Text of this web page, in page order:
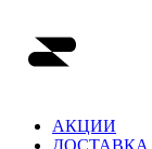
АКЦИИ
ДОСТАВКА